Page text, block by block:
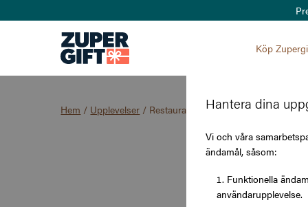
Hantera dina
Vi och våra
ändamål, såsom:
Funktionella
användarupplevelse.
Köp
Hem / Upplevelser / Restaurangguiden